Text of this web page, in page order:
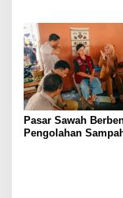
Pasar Sawah
Pengolahan